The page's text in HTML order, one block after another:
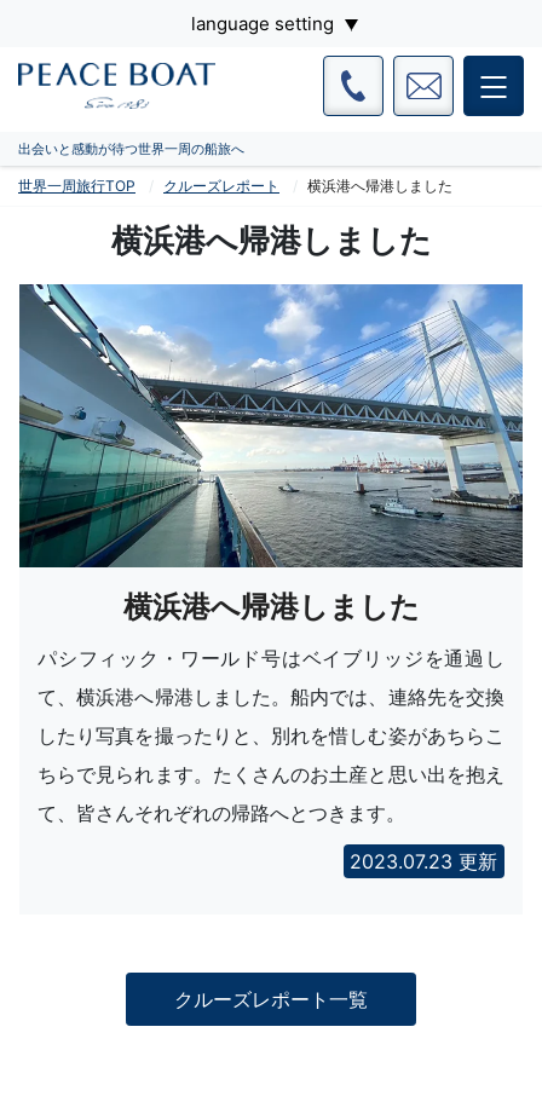
language setting
出会いと感動が待つ世界一周の船旅へ
世界一周旅行TOP クルーズレポート 横浜港へ帰港しました
横浜港へ帰港しました
横浜港へ帰港しました
パシフィック・ワールド号はベイブリッジを通過し
て、横浜港へ帰港しました。船内では、連絡先を交換
したり写真を撮ったりと、別れを惜しむ姿があちらこ
ちらで見られます。たくさんのお土産と思い出を抱え
て、皆さんそれぞれの帰路へとつきます。
2023.07.23 更新
クルーズレポート一覧